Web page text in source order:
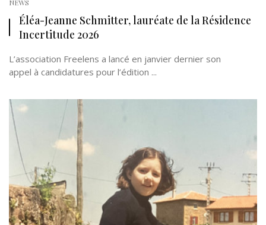
NEWS
Éléa-Jeanne Schmitter, lauréate de la Résidence
Incertitude 2026
L’association Freelens a lancé en janvier dernier son
appel à candidatures pour l’édition ...